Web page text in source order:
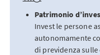
Patrimonio
Invest le persone
autonomamente
di previdenza